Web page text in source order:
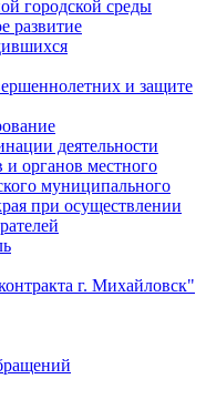
городской среды
развитие
и защите
деятельности
и органов местного
муниципального
при осуществлении
г. Михайловск"